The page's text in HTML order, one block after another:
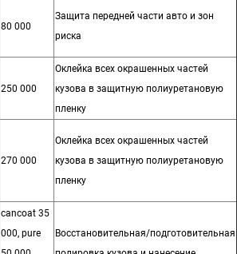
80 000
Защита передней части авто и зон
риска
250 000
Оклейка всех окрашенных частей
кузова в защитную полиуретановую
пленку
270 000
Оклейка всех окрашенных частей
кузова в защитную полиуретановую
пленку
cancoat 35
000, pure
Восстановительная/подготовительная